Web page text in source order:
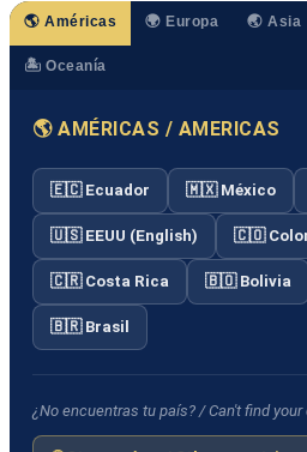
🌎 Américas 🌍 Europa 🌏 Asia
🏝️ Oceanía
🌎 AMÉRICAS / AMERICAS
🇪🇨 Ecuador 🇲🇽 México
🇺🇸 EEUU (English) 🇨🇴
🇨🇷 Costa Rica 🇧🇴 Bolivia
🇧🇷 Brasil
¿No encuentras tu país? / Can't find your